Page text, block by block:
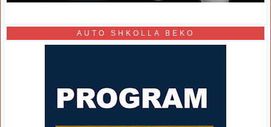
AUTO SHKOLLA BEKO